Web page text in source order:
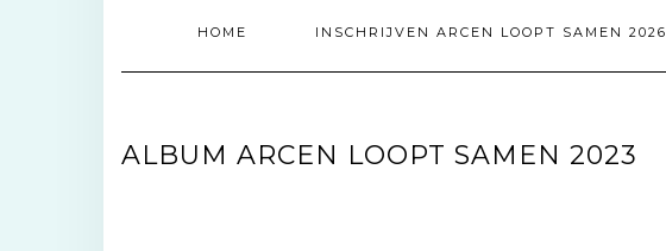
HOME INSCHRIJVEN ARCEN LOOPT SAMEN 2026
ALBUM ARCEN LOOPT SAMEN 2023